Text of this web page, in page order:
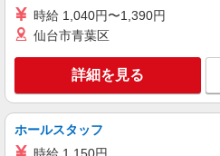
時給 1,040円〜1,390円
仙台市青葉区
詳細を見る
ホールスタッフ